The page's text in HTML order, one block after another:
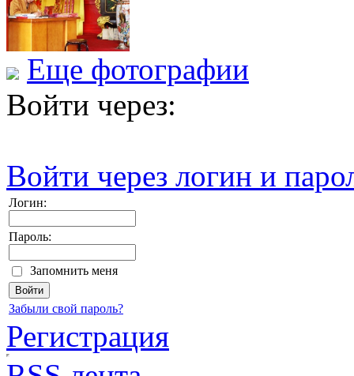
Еще фотографии
Войти через:
Войти через логин и
Логин:
Пароль:
Запомнить меня
Забыли свой пароль?
Регистрация